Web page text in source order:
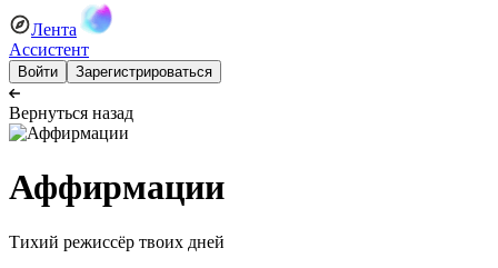
Лента
Ассистент
Войти Зарегистрироваться
Вернуться назад
Аффирмации
Тихий режиссёр твоих дней